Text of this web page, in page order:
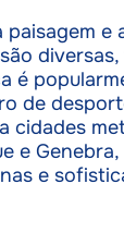
e
é
de
cidades
e
e